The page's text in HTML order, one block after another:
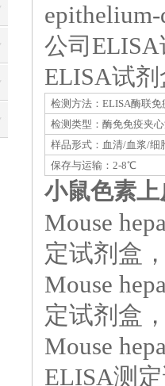
公司
ELISA试
检测方法：ELISA酶联免
检测类型：酶免免疫夹
样品形式：血清/血浆/细
保存与运输：2-8℃
小鼠色素
Mouse
定试剂盒
Mouse
定试剂盒
Mouse
ELISA测